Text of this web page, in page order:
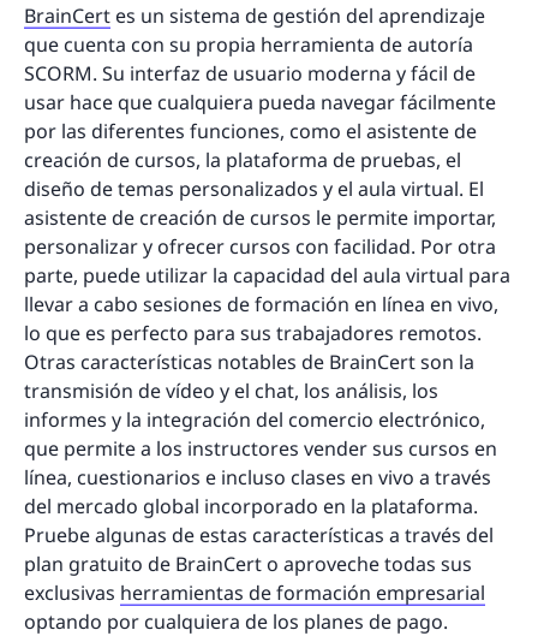
BrainCert es un sistema de gestión del aprendizaje
que cuenta con su propia herramienta de autoría
SCORM. Su interfaz de usuario moderna y fácil de
usar hace que cualquiera pueda navegar fácilmente
por las diferentes funciones, como el asistente de
creación de cursos, la plataforma de pruebas, el
diseño de temas personalizados y el aula virtual. El
asistente de creación de cursos le permite importar,
personalizar y ofrecer cursos con facilidad. Por otra
parte, puede utilizar la capacidad del aula virtual para
llevar a cabo sesiones de formación en línea en vivo,
lo que es perfecto para sus trabajadores remotos.
Otras características notables de BrainCert son la
transmisión de vídeo y el chat, los análisis, los
informes y la integración del comercio electrónico,
que permite a los instructores vender sus cursos en
línea, cuestionarios e incluso clases en vivo a través
del mercado global incorporado en la plataforma.
Pruebe algunas de estas características a través del
plan gratuito de BrainCert o aproveche todas sus
exclusivas herramientas de formación empresarial
optando por cualquiera de los planes de pago.